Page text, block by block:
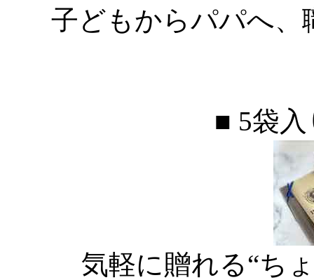
子どもからパパへ、
■ 5袋
気軽に贈れる“ち